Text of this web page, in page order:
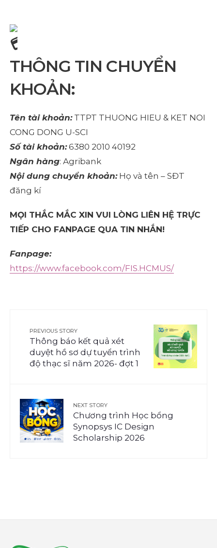
THÔNG TIN CHUYỂN
KHOẢN:
Tên tài khoản:TTPT THUONG HIEU & KET NOI
CONG DONG U-SCI
Số tài khoản:6380 2010 40192
Ngân hàng: Agribank
Nội dung chuyển khoản:Họ và tên – SĐT
đăng kí
MỌI THẮC MẮC XIN VUI LÒNG LIÊN HỆ TRỰC
TIẾP CHO FANPAGE QUA TIN NHẮN!
Fanpage:
https://www.facebook.com/FIS.HCMUS/
PREVIOUS STORY
Thông báo kết quả xét
duyệt hồ sơ dự tuyển trình
độ thạc sĩ năm 2026- đợt 1
NEXT STORY
Chương trình Học bổng
Synopsys IC Design
Scholarship 2026